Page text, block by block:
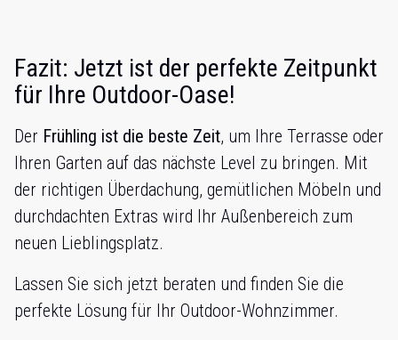
Fazit: Jetzt ist der perfekte Zeitpunkt
für Ihre Outdoor-Oase!
Der Frühling ist die beste Zeit, um Ihre Terrasse oder
Ihren Garten auf das nächste Level zu bringen. Mit
der richtigen Überdachung, gemütlichen Möbeln und
durchdachten Extras wird Ihr Außenbereich zum
neuen Lieblingsplatz.
Lassen Sie sich jetzt beraten und finden Sie die
perfekte Lösung für Ihr Outdoor-Wohnzimmer.